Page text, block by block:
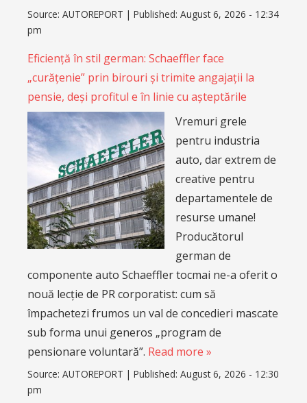
Source: AUTOREPORT | Published: August 6, 2026 - 12:34
pm
Eficiență în stil german: Schaeffler face
„curățenie” prin birouri și trimite angajații la
pensie, deși profitul e în linie cu așteptările
Vremuri grele
pentru industria
auto, dar extrem de
creative pentru
departamentele de
resurse umane!
Producătorul
german de
componente auto Schaeffler tocmai ne-a oferit o
nouă lecție de PR corporatist: cum să
împachetezi frumos un val de concedieri mascate
sub forma unui generos „program de
pensionare voluntară”. Read more »
Source: AUTOREPORT | Published: August 6, 2026 - 12:30
pm